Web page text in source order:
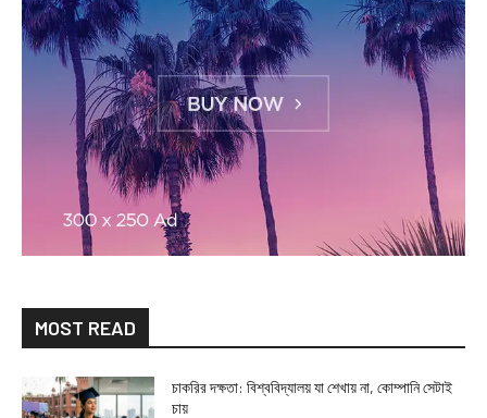
MOST READ
চাকরির দক্ষতা: বিশ্ববিদ্যালয় যা শেখায় না, কোম্পানি সেটাই
চায়